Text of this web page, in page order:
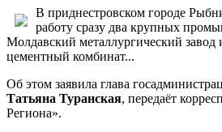
В приднестровском городе
работу сразу два крупных
Молдавский металлургический
цементный комбинат...
Об этом заявила глава
Татьяна Туранская, передаёт
Региона».